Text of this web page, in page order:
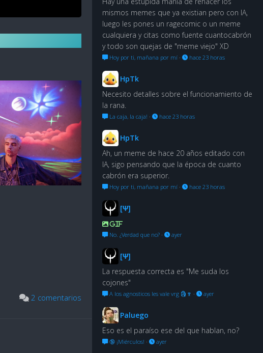
2 comentarios
mismos memes que ya existian pero con IA,
luego les pones un ragecomic o un meme
cualquiera y citas como fuente cuantocabrón
y todo son quejas de "meme viejo" XD
Hoy por ti, mañana por mí · hace 23 horas
HpTk
Necesito detalles sobre el funcionamiento de
la rana.
La caja, la caja! · hace 23 horas
HpTk
Ah, un meme de hace 20 años editado con
IA, sigo pensando que la época de cuanto
cabrón era superior.
Hoy por ti, mañana por mí · hace 23 horas
[Ψ]
GIF
No. ¿Verdad que no? · ayer
[Ψ]
La respuesta correcta es "Me suda los
cojones"
A los agnosticos les vale vrg 🗿🍷 · ayer
Paluego
Eso es el paraíso ese del que hablan, no?
🔞 ¡Miérculos! · ayer